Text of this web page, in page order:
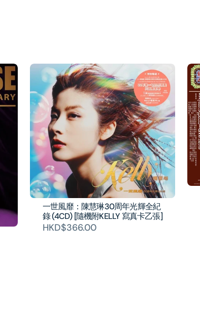
一世風靡：陳慧琳30周年光輝全紀
錄 (4CD) [隨機附KELLY 寫真卡乙張]
HKD$366.00